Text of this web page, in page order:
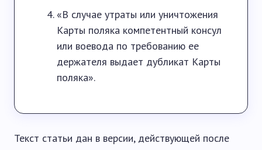
«В случае утраты или уничтожения
Карты поляка компетентный консул
или воевода по требованию ее
держателя выдает дубликат Карты
поляка».
Текст статьи дан в версии, действующей после